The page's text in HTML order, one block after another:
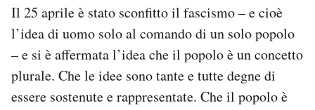
Il 25 aprile è stato sconfitto il fascismo – e cioè
l’idea di uomo solo al comando di un solo popolo
– e si è affermata l’idea che il popolo è un concetto
plurale. Che le idee sono tante e tutte degne di
essere sostenute e rappresentate. Che il popolo è